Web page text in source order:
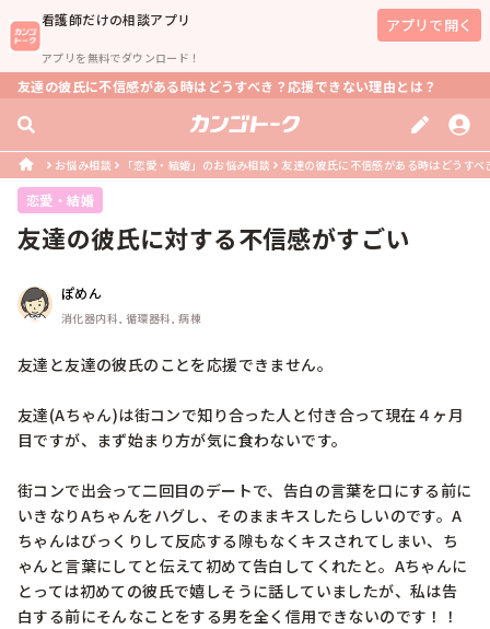
看護師だけの相談アプリ
アプリを無料でダウンロード！
アプリで開く
友達の彼氏に不信感がある時はどうすべき？応援できない理由とは？
お悩み相談 「恋愛・結婚」のお悩み相談 友達の彼氏に不信感がある時はどうす
恋愛・結婚
友達の彼氏に対する不信感がすごい
ぽめん
消化器内科, 循環器科, 病棟
友達と友達の彼氏のことを応援できません。
友達(Aちゃん)は街コンで知り合った人と付き合って現在４ヶ月
目ですが、まず始まり方が気に食わないです。
街コンで出会って二回目のデートで、告白の言葉を口にする前に
いきなりAちゃんをハグし、そのままキスしたらしいのです。A
ちゃんはびっくりして反応する隙もなくキスされてしまい、ち
ゃんと言葉にしてと伝えて初めて告白してくれたと。Aちゃんに
とっては初めての彼氏で嬉しそうに話していましたが、私は告
白する前にそんなことをする男を全く信用できないのです！！